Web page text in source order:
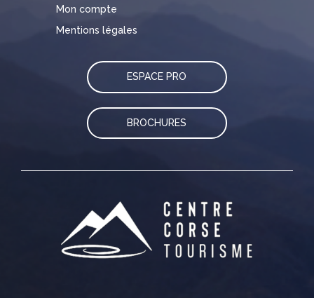
Mon compte
Mentions légales
ESPACE PRO
BROCHURES